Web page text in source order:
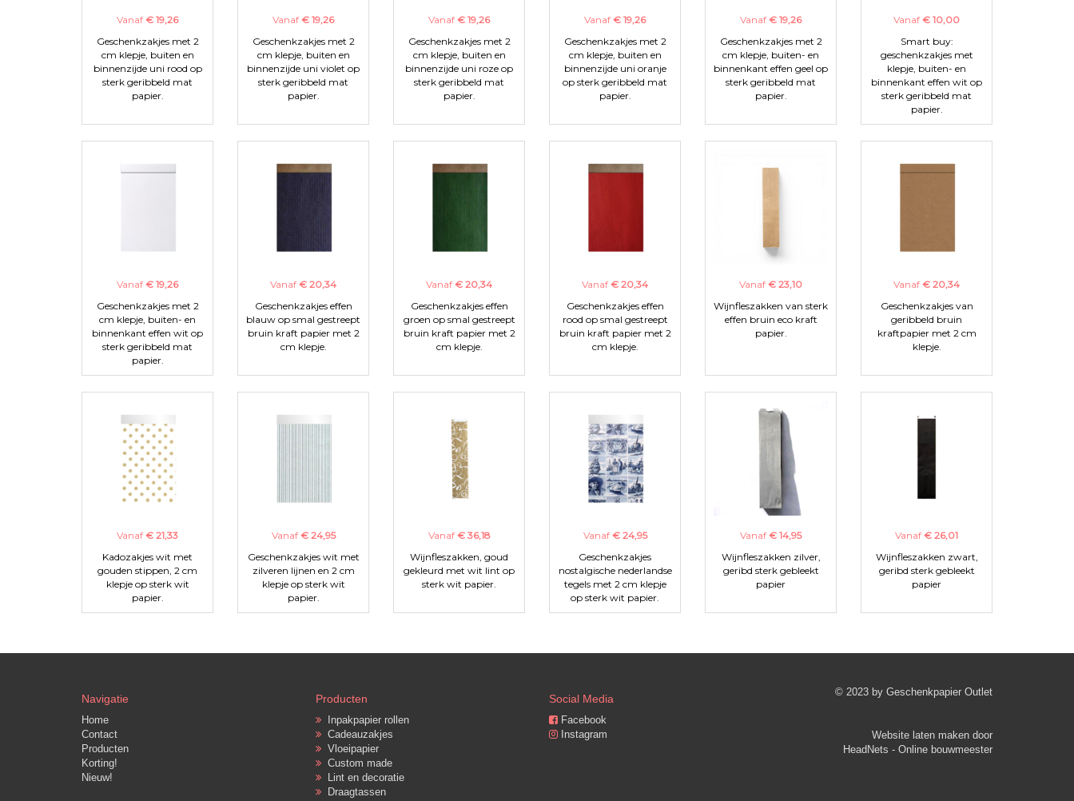
Vanaf € 19,26
Geschenkzakjes met 2
cm klepje, buiten en
binnenzijde uni rood op
sterk geribbeld mat
papier.
Vanaf € 19,26
Geschenkzakjes met 2
cm klepje, buiten en
binnenzijde uni violet op
sterk geribbeld mat
papier.
Vanaf € 19,26
Geschenkzakjes met 2
cm klepje, buiten en
binnenzijde uni roze op
sterk geribbeld mat
papier.
Vanaf € 19,26
Geschenkzakjes met 2
cm klepje, buiten en
binnenzijde uni oranje
op sterk geribbeld mat
papier.
Vanaf € 19,26
Geschenkzakjes met 2
cm klepje, buiten- en
binnenkant effen geel op
sterk geribbeld mat
papier.
Vanaf € 10,00
Smart buy:
geschenkzakjes met
klepje, buiten- en
binnenkant effen wit op
sterk geribbeld mat
papier.
Vanaf € 19,26
Geschenkzakjes met 2
cm klepje, buiten- en
binnenkant effen wit op
sterk geribbeld mat
papier.
Vanaf € 20,34
Geschenkzakjes effen
blauw op smal gestreept
bruin kraft papier met 2
cm klepje.
Vanaf € 20,34
Geschenkzakjes effen
groen op smal gestreept
bruin kraft papier met 2
cm klepje.
Vanaf € 20,34
Geschenkzakjes effen
rood op smal gestreept
bruin kraft papier met 2
cm klepje.
Vanaf € 23,10
Wijnfleszakken van sterk
effen bruin eco kraft
papier.
Vanaf € 20,34
Geschenkzakjes van
geribbeld bruin
kraftpapier met 2 cm
klepje.
Vanaf € 21,33
Kadozakjes wit met
gouden stippen, 2 cm
klepje op sterk wit
papier.
Vanaf € 24,95
Geschenkzakjes wit met
zilveren lijnen en 2 cm
klepje op sterk wit
papier.
Vanaf € 36,18
Wijnfleszakken, goud
gekleurd met wit lint op
sterk wit papier.
Vanaf € 24,95
Geschenkzakjes
nostalgische nederlandse
tegels met 2 cm klepje
op sterk wit papier.
Vanaf € 14,95
Wijnfleszakken zilver,
geribd sterk gebleekt
papier
Vanaf € 26,01
Wijnfleszakken zwart,
geribd sterk gebleekt
papier
Navigatie
Home
Contact
Producten
Korting!
Nieuw!
Producten
Inpakpapier rollen
Cadeauzakjes
Vloeipapier
Custom made
Lint en decoratie
Draagtassen
Social Media
Facebook
Instagram
© 2023 by Geschenkpapier Outlet
Website laten maken door
HeadNets - Online bouwmeester